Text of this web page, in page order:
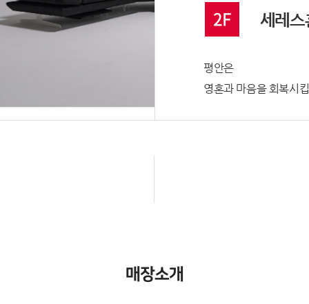
2F 세레스
평안은
영혼과 마음을 회복시
매장소개